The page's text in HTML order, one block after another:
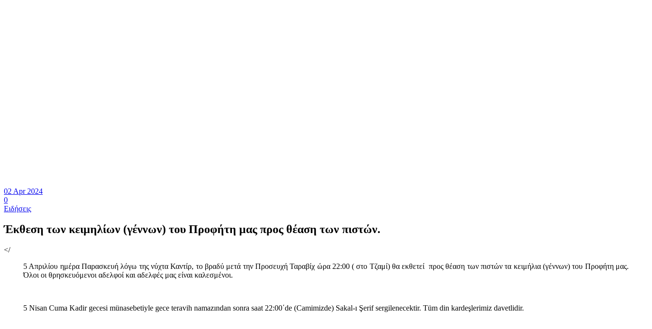
02 Apr 2024
0
Ειδήσεις
Έκθεση των κειμηλίων (γέννων) του Προφήτη μας προς θέαση των πιστών.
</
5 Απριλίου ημέρα Παρασκευή λόγω της νύχτα Καντίρ, το βραδύ μετά την Προσευχή Ταραβίχ ώρα 22:00 ( στο Τζαμί) θα εκθετεί προς θέαση των πιστών τα κειμήλια (γέννων) του Προφήτη μας.
Όλοι οι θρησκευόμενοι αδελφοί και αδελφές μας είναι καλεσμένοι.
5 Νisan Cuma Kadir gecesi münasebetiyle gece teravih namazından sonra saat 22:00΄de (Camimizde) Sakal-ı Şerif sergilenecektir. Tüm din kardeşlerimiz davetlidir.